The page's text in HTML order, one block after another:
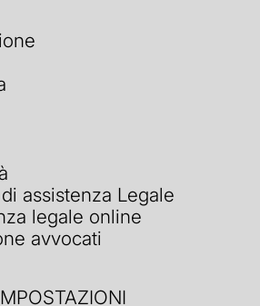
assistenza Legale
legale online
avvocati